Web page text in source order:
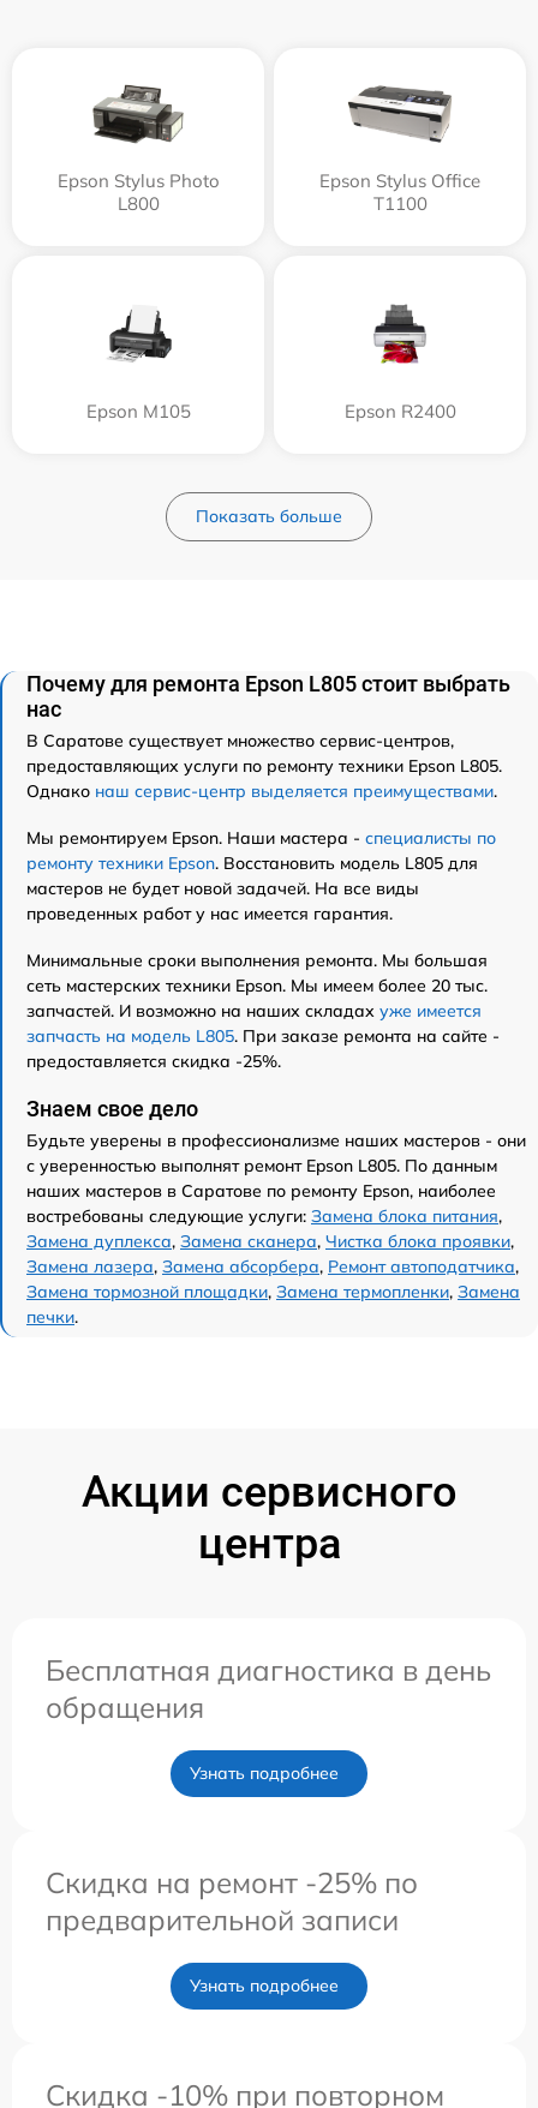
Epson Stylus Photo
L800
Epson Stylus Office
T1100
Epson M105 Epson R2400
Показать больше
Почему для ремонта Epson L805 стоит выбрать
нас
В Саратове существует множество сервис-центров,
предоставляющих услуги по ремонту техники Epson L805.
Однако наш сервис-центр выделяется преимуществами.
Мы ремонтируем Epson. Наши мастера - специалисты по
ремонту техники Epson. Восстановить модель L805 для
мастеров не будет новой задачей. На все виды
проведенных работ у нас имеется гарантия.
Минимальные сроки выполнения ремонта. Мы большая
сеть мастерских техники Epson. Мы имеем более 20 тыс.
запчастей. И возможно на наших складах уже имеется
запчасть на модель L805. При заказе ремонта на сайте -
предоставляется скидка -25%.
Знаем свое дело
Будьте уверены в профессионализме наших мастеров - они
с уверенностью выполнят ремонт Epson L805. По данным
наших мастеров в Саратове по ремонту Epson, наиболее
востребованы следующие услуги: Замена блока питания,
Замена дуплекса, Замена сканера, Чистка блока проявки,
Замена лазера, Замена абсорбера, Ремонт автоподатчика,
Замена тормозной площадки, Замена термопленки, Замена
печки.
Акции сервисного
центра
Бесплатная диагностика в день
обращения
Узнать подробнее
Скидка на ремонт -25% по
предварительной записи
Узнать подробнее
Скидка -10% при повторном